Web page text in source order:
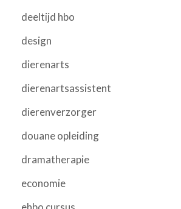
deeltijd hbo
design
dierenarts
dierenartsassistent
dierenverzorger
douane opleiding
dramatherapie
economie